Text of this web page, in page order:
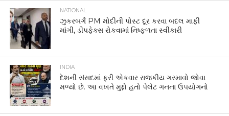
NATIONAL
ઝુકરબર્ગે PM મોદીની પોસ્ટ દૂર કરવા બદલ માફી
માંગી, ડીપફેક્સ રોકવામાં નિષ્ફળતા સ્વીકારી
INDIA
દેશની સંસદમાં ફરી એકવાર રાજકીય ગરમાવો જોવા
મળ્યો છે. આ વખતે મુદ્દો હતો પેલેટ ગનના ઉપયોગનો